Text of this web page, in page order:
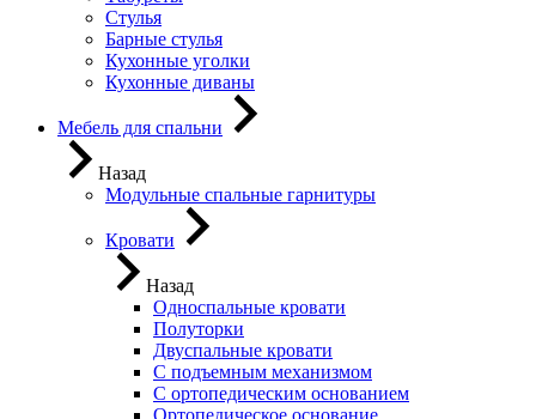
Стулья
Барные стулья
Кухонные уголки
Кухонные диваны
Мебель для спальни
Назад
Модульные спальные гарнитуры
Кровати
Назад
Односпальные кровати
Полуторки
Двуспальные кровати
С подъемным механизмом
С ортопедическим основанием
Ортопедическое основание